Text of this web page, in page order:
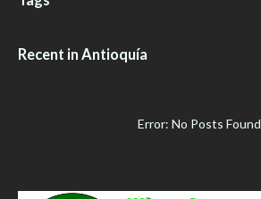
Recent in Antioquía
Error: No Posts Found